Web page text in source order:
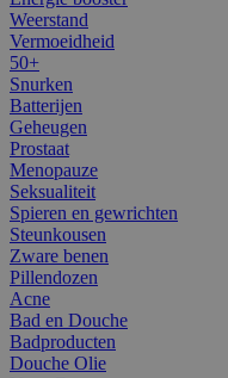
Weerstand
Vermoeidheid
50+
Snurken
Batterijen
Geheugen
Prostaat
Menopauze
Seksualiteit
Spieren en gewrichten
Steunkousen
Zware benen
Pillendozen
Acne
Bad en Douche
Badproducten
Douche Olie